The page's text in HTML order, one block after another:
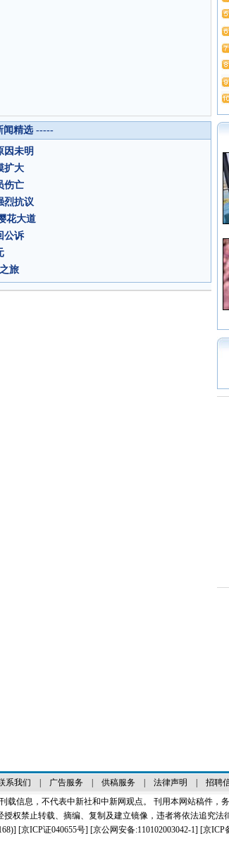
闻精选 -----
因未明
扩大
伤亡
烈抗议
花大道
公诉
旅
系我们 广告服务| 供稿服务| 法律声明 招聘
载信息，不代表中新社和中新网观点。 刊用本网站稿件，务
授权禁止转载、摘编、复制及建立镜像，违者将依法追究法
] [京ICP证040655号] [京公网安备:110102003042-1] [京ICP